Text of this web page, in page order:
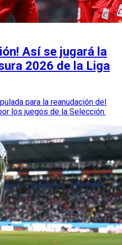
Así se jugará la
2026 de la Liga
para la reanudación del
los juegos de la Selección.